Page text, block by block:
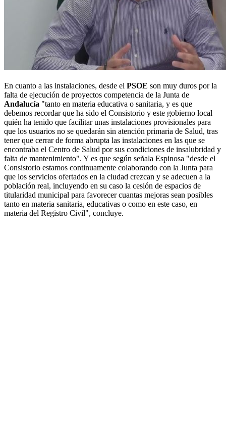
En cuanto a las instalaciones, desde el PSOE son muy duros por la
falta de ejecución de proyectos competencia de la Junta de
Andalucía "tanto en materia educativa o sanitaria, y es que
debemos recordar que ha sido el Consistorio y este gobierno local
quién ha tenido que facilitar unas instalaciones provisionales para
que los usuarios no se quedarán sin atención primaria de Salud, tras
tener que cerrar de forma abrupta las instalaciones en las que se
encontraba el Centro de Salud por sus condiciones de insalubridad y
falta de mantenimiento". Y es que según señala Espinosa "desde el
Consistorio estamos continuamente colaborando con la Junta para
que los servicios ofertados en la ciudad crezcan y se adecuen a la
población real, incluyendo en su caso la cesión de espacios de
titularidad municipal para favorecer cuantas mejoras sean posibles
tanto en materia sanitaria, educativas o como en este caso, en
materia del Registro Civil", concluye.